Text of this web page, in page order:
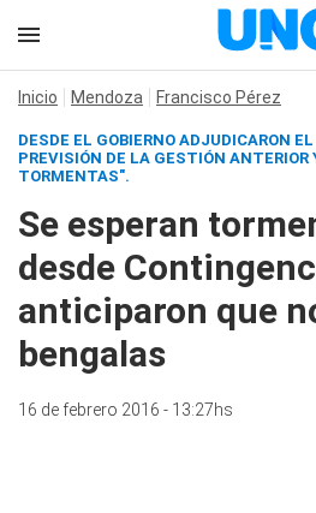
Inicio Mendoza Francisco Pérez
DESDE EL GOBIERNO ADJUDICARON
PREVISIÓN DE LA GESTIÓN
TORMENTAS".
Se esperan
desde
anticiparon que
bengalas
16 de febrero 2016 - 13:27hs